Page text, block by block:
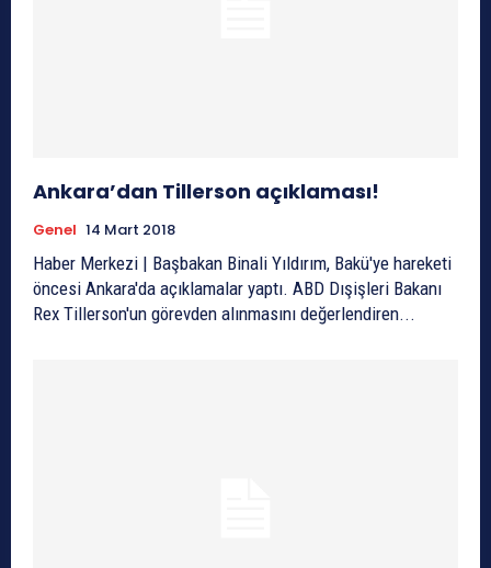
Ankara’dan Tillerson açıklaması!
Genel 14 Mart 2018
Haber Merkezi | Başbakan Binali Yıldırım, Bakü'ye hareketi
öncesi Ankara'da açıklamalar yaptı. ABD Dışişleri Bakanı
Rex Tillerson'un görevden alınmasını değerlendiren...